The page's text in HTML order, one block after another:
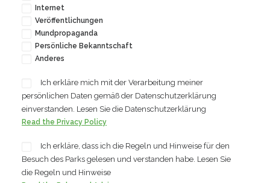
Internet
Veröffentlichungen
Mundpropaganda
Persönliche Bekanntschaft
Anderes
Ich erkläre mich mit der Verarbeitung meiner
persönlichen Daten gemäß der Datenschutzerklärung
einverstanden. Lesen Sie die Datenschutzerklärung
Read the Privacy Policy
Ich erkläre, dass ich die Regeln und Hinweise für den
Besuch des Parks gelesen und verstanden habe. Lesen Sie
die Regeln und Hinweise